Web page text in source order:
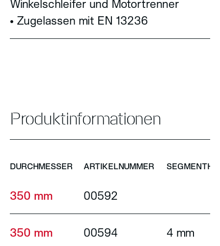
Winkelschleifer und Motortrenner
• Zugelassen mit EN 13236
Produktinformationen
DURCHMESSER ARTIKELNUMMER
350 mm 00592
350 mm 00594 4 mm